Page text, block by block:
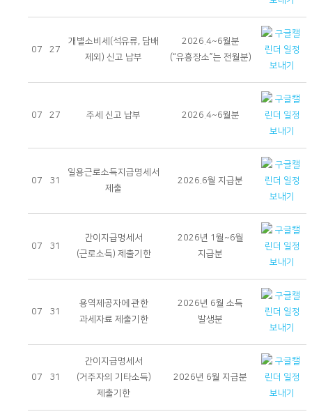
07 27
개별소비세(석유류, 담배
제외) 신고 납부
2026.4~6월분
(“유흥장소”는 전월분)
07 27 주세 신고 납부 2026.4~6월분
07 31
일용근로소득지급명세서
제출
2026.6월 지급분
07 31
간이지급명세서
(근로소득) 제출기한
2026년 1월~6월
지급분
07 31
용역제공자에 관한
과세자료 제출기한
2026년 6월 소득
발생분
07 31
간이지급명세서
(거주자의 기타소득)
제출기한
2026년 6월 지급분